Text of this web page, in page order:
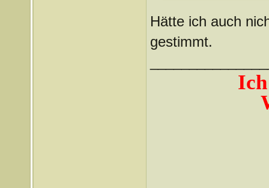
Hätte ich auch
gestimmt.